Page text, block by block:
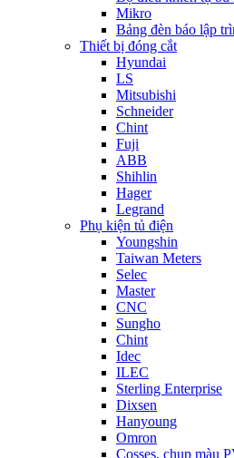
Mikro
Bảng đèn báo lập
Thiết bị đóng cắt
Hyundai
LS
Mitsubishi
Schneider
Chint
Fuji
ABB
Shihlin
Hager
Legrand
Phụ kiện tủ điện
Youngshin
Taiwan Meters
Selec
Master
CNC
Sungho
Chint
Idec
ILEC
Sterling Enterprise
Dixsen
Hanyoung
Omron
Cosses, chụp màu